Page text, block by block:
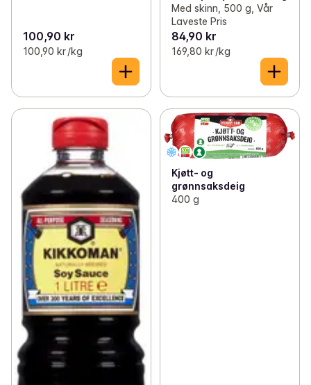
100,90 kr
100,90 kr /kg
Med skinn, 500 g, Vår
Laveste Pris
84,90 kr
169,80 kr /kg
Kjøtt- og
grønnsaksdeig
400 g